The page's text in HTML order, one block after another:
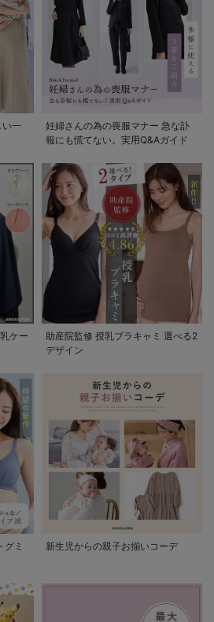
い一
妊婦さんの為の喪服マナー 急な訃
報にも慌てない。実用Q&Aガイド
ケー
助産院監修 授乳ブラキャミ 選べる2
デザイン
グミ
新生児からの親子お揃いコーデ